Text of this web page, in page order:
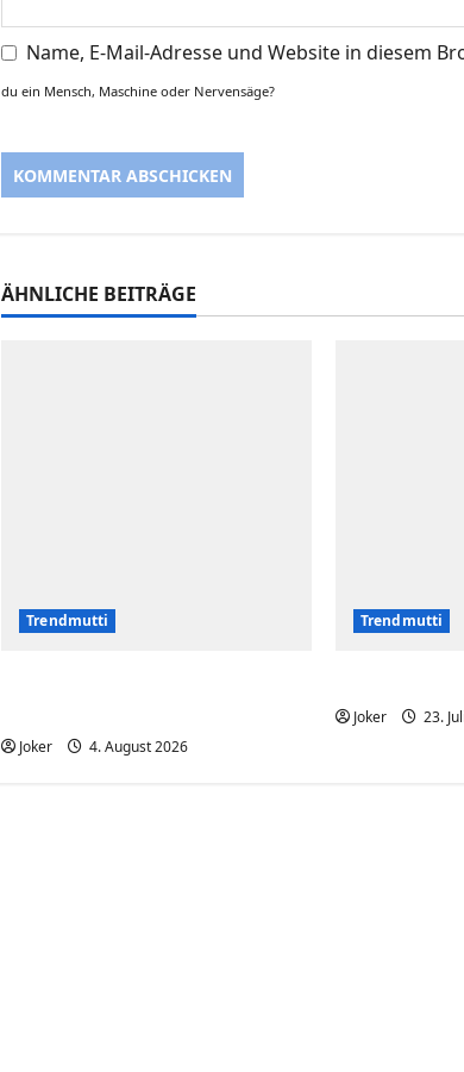
Name, E-Mail-Adresse und Website in diesem
du ein Mensch, Maschine oder Nervensäge?
ÄHNLICHE BEITRÄGE
Trendmutti
Joker 4. August 2026
Trendmutti
Joker 23.